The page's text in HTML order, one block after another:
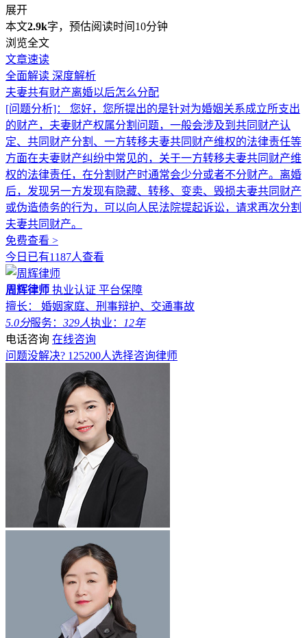
展开
本文2.9k字，预估阅读时间10分钟
浏览全文
文章速读
全面解读 深度解析
夫妻共有财产离婚以后怎么分配
[问题分析]：
您好，您所提出的是针对为婚姻关系成立所支出
的财产，夫妻财产权属分割问题，一般会涉及到共同财产认
定、共同财产分割、一方转移夫妻共同财产维权的法律责任等
方面在夫妻财产纠纷中常见的，关于一方转移夫妻共同财产维
权的法律责任，在分割财产时通常会少分或者不分财产。离婚
后，发现另一方发现有隐藏、转移、变卖、毁损夫妻共同财产
或伪造债务的行为，可以向人民法院提起诉讼，请求再次分割
夫妻共同财产。
免费查看 >
今日已有1187人查看
周辉律师 执业认证 平台保障
擅长： 婚姻家庭、刑事辩护、交通事故
5.0分服务： 329人执业：
12年
电话咨询 在线咨询
问题没解决? 125200人选择咨询律师